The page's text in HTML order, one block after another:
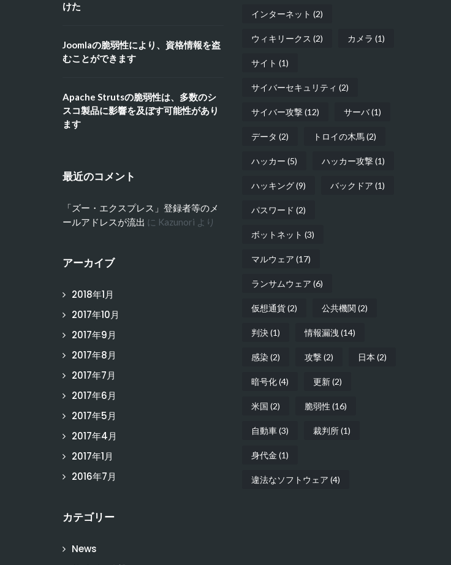
けた
Joomlaの脆弱性により、資格情報を盗
むことができます
Apache Strutsの脆弱性は、多数のシ
スコ製品に影響を及ぼす可能性があり
ます
最近のコメント
「ズー・エクスプレス」登録者等のメ
ールアドレスが流出 に Kazunori より
アーカイブ
2018年1月
2017年10月
2017年9月
2017年8月
2017年7月
2017年6月
2017年5月
2017年4月
2017年1月
2016年7月
カテゴリー
News
インターネット (2)
ウィキリークス (2) カメラ (1)
サイト (1)
サイバーセキュリティ (2)
サイバー攻撃(12) サーバ(1)
データ (2) トロイの木馬(2)
ハッカー (5) ハッカー攻撃(1)
ハッキング(9) バックドア (1)
パスワード (2)
ボットネット (3)
マルウェア (17)
ランサムウェア (6)
仮想通貨(2) 公共機関 (2)
判決(1) 情報漏洩 (14)
感染 (2) 攻撃(2) 日本 (2)
暗号化(4) 更新(2)
米国 (2) 脆弱性 (16)
自動車(3) 裁判所(1)
身代金 (1)
違法なソフトウェア (4)